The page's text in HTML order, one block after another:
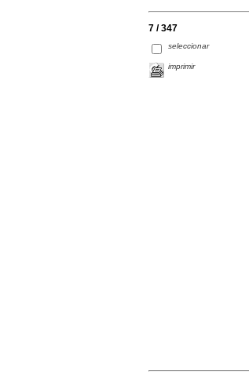
7 / 347
seleccionar
imprimir